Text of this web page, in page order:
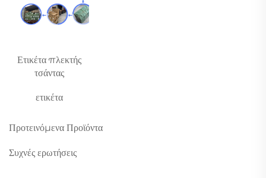
Ετικέτα πλεκτής
τσάντας
ετικέτα
Προτεινόμενα Προϊόντα
Συχνές ερωτήσεις